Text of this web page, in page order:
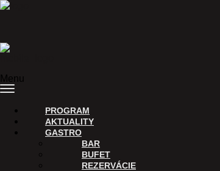
Preskočiť na obsah
Menu
PROGRAM
AKTUALITY
GASTRO
BAR
BUFET
REZERVÁCIE